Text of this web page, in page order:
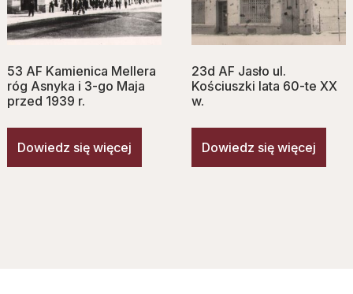
53 AF Kamienica Mellera
róg Asnyka i 3-go Maja
przed 1939 r.
Dowiedz się więcej
23d AF Jasło ul.
Kościuszki lata 60-te XX
w.
Dowiedz się więcej